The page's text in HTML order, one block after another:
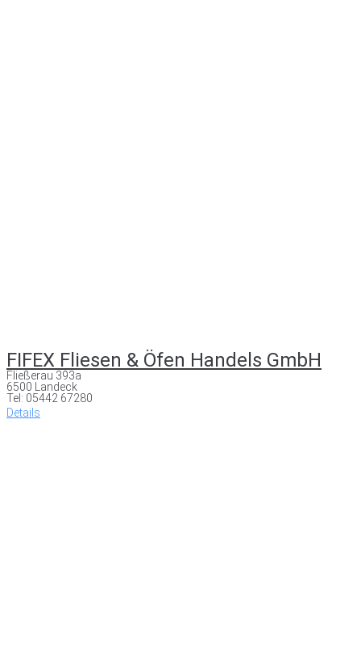
FIFEX Fliesen & Öfen Handels GmbH
Fließerau 393a
6500 Landeck
Tel: 05442 67280
Details